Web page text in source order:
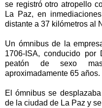
se registró otro atropello
La Paz, en
distante a 37 kilómetros al
Un ómnibus de la
1706-ISA, conducido por
peatón de sexo
aproximadamente 65 años.
El ómnibus se
de la ciudad de La Paz y